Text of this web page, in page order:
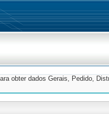
obter dados Gerais, Pedido,